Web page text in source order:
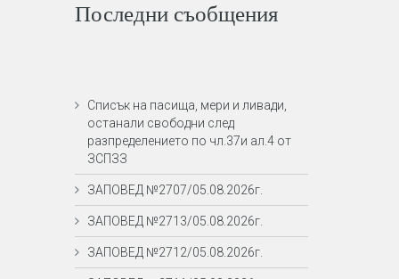
Последни съобщения
Списък на пасища, мери и ливади,
останали свободни след
разпределението по чл.37и ал.4 от
ЗСПЗЗ
ЗАПОВЕД №2707/05.08.2026г.
ЗАПОВЕД №2713/05.08.2026г.
ЗАПОВЕД №2712/05.08.2026г.